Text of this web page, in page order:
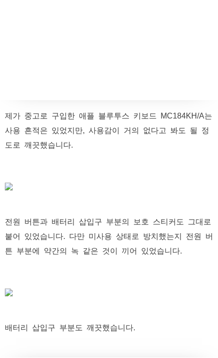
제가 중고로 구입한 애플 블루투스 키보드 MC184KH/A는
사용 흔적은 있었지만, 사용감이 거의 없다고 봐도 될 정
도로 깨끗했습니다.
전원 버튼과 배터리 삽입구 부분의 보호 스티커도 그대로
붙어 있었습니다. 다만 미사용 상태로 방치했는지 전원 버
튼 부분에 약간의 녹 같은 것이 끼어 있었습니다.
배터리 삽입구 부분도 깨끗했습니다.